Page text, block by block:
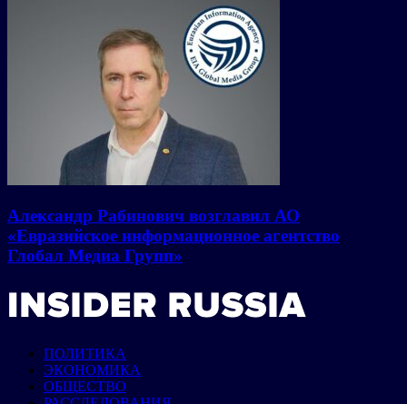
Александр Рабинович возглавил АО
«Евразийское информационное агентство
Глобал Медиа Групп»
ПОЛИТИКА
ЭКОНОМИКА
ОБЩЕСТВО